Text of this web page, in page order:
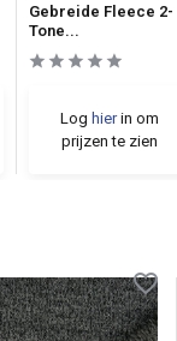
Gebreide Fleece 2-
Tone...
Log hierin om
prijzen te zien